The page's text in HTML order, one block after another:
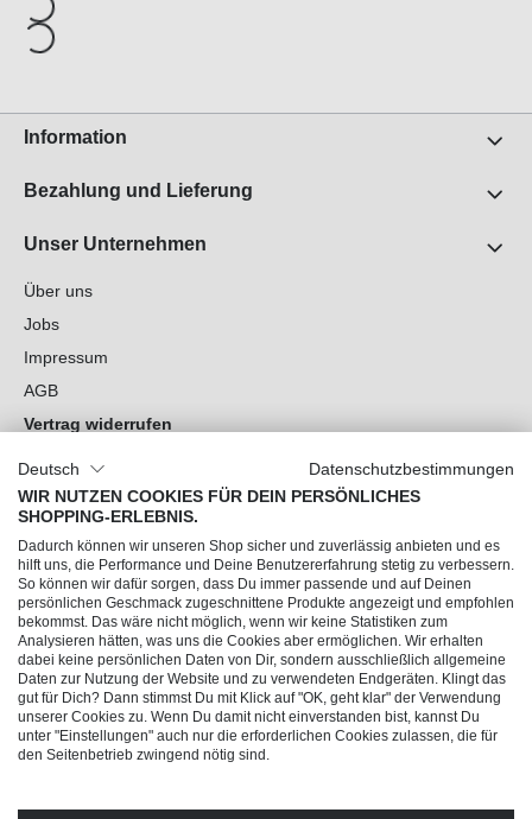
Information
Bezahlung und Lieferung
Unser Unternehmen
Über uns
Jobs
Impressum
AGB
Vertrag widerrufen
Cookie-Einstellungen
Du hast Fragen?
Unsere Socials
Deutsch
Datenschutzbestimmungen
WIR NUTZEN COOKIES FÜR DEIN PERSÖNLICHES
SHOPPING-ERLEBNIS.
Dadurch können wir unseren Shop sicher und zuverlässig anbieten und es
hilft uns, die Performance und Deine Benutzererfahrung stetig zu verbessern.
So können wir dafür sorgen, dass Du immer passende und auf Deinen
persönlichen Geschmack zugeschnittene Produkte angezeigt und empfohlen
bekommst. Das wäre nicht möglich, wenn wir keine Statistiken zum
Analysieren hätten, was uns die Cookies aber ermöglichen. Wir erhalten
dabei keine persönlichen Daten von Dir, sondern ausschließlich allgemeine
Daten zur Nutzung der Website und zu verwendeten Endgeräten. Klingt das
gut für Dich? Dann stimmst Du mit Klick auf "OK, geht klar" der Verwendung
unserer Cookies zu. Wenn Du damit nicht einverstanden bist, kannst Du
unter "Einstellungen" auch nur die erforderlichen Cookies zulassen, die für
den Seitenbetrieb zwingend nötig sind.